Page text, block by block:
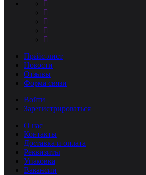
Прайс-лист
Новости
Отзывы
Форма связи
Войти
Зарегистрироваться
О нас
Контакты
Доставка и оплата
Реквизиты
Упаковка
Вакансии